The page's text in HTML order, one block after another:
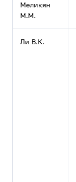
Меликян
М.М.
Ли В.К.